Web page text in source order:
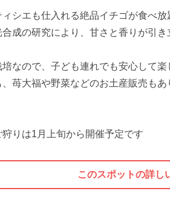
ィシエも仕入れる絶品イチゴが食べ
合成の研究により、甘さと香りが引き
なので、子ども連れでも安心して
、苺大福や野菜などのお土産販売も
りは1月上旬から開催予定です
このスポットの詳し